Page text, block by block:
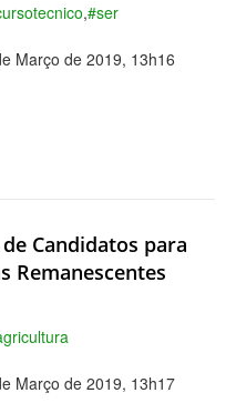
,#ser
Março de 2019, 13h16
Candidatos para
Remanescentes
Março de 2019, 13h17